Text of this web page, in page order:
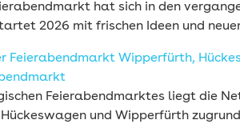
hat sich in den
2026 mit frischen Ideen und
Feierabendmarktes liegt die
und Wipperfürth